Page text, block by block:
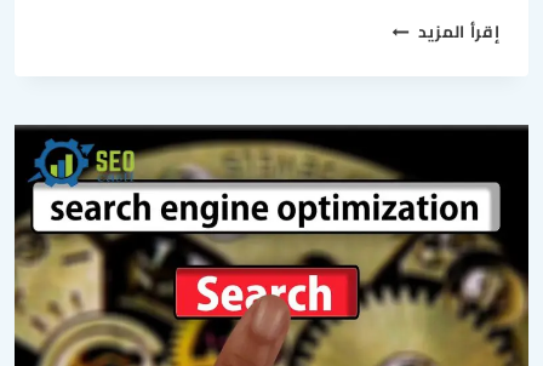
إقرأ المزيد